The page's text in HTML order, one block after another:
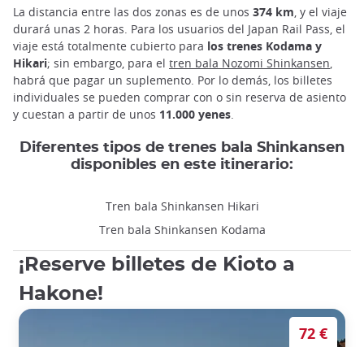
La distancia entre las dos zonas es de unos 374 km, y el viaje
durará unas 2 horas. Para los usuarios del Japan Rail Pass, el
viaje está totalmente cubierto para los trenes Kodama y
Hikari; sin embargo, para el tren bala Nozomi Shinkansen,
habrá que pagar un suplemento. Por lo demás, los billetes
individuales se pueden comprar con o sin reserva de asiento
y cuestan a partir de unos 11.000 yenes.
Diferentes tipos de trenes bala Shinkansen
disponibles en este itinerario:
Tren bala Shinkansen Hikari
Tren bala Shinkansen Kodama
¡Reserve billetes de Kioto a
Hakone!
72 €